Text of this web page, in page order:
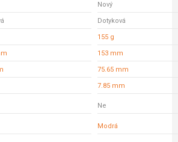
Nový
Dotyková
155 g
153 mm
75.65 mm
7.85 mm
Ne
Modrá